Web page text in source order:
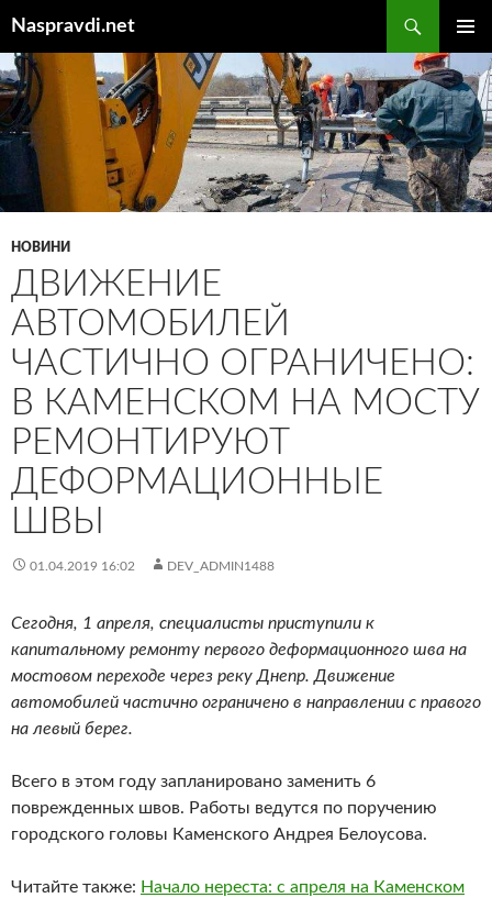
вмісту
Naspravdi.net
МЕНЮ
НОВИНИ
ДВИЖЕНИЕ
АВТОМОБИЛЕЙ
ЧАСТИЧНО ОГРАНИЧЕНО:
В КАМЕНСКОМ НА МОСТУ
РЕМОНТИРУЮТ
ДЕФОРМАЦИОННЫЕ
ШВЫ
01.04.2019 16:02 DEV_ADMIN1488
Сегодня, 1 апреля, специалисты приступили к
капитальному ремонту первого деформационного шва на
мостовом переходе через реку Днепр. Движение
автомобилей частично ограничено в направлении с правого
на левый берег.
Всего в этом году запланировано заменить 6
поврежденных швов. Работы ведутся по поручению
городского головы Каменского Андрея Белоусова.
Читайте также: Начало нереста: с апреля на Каменском